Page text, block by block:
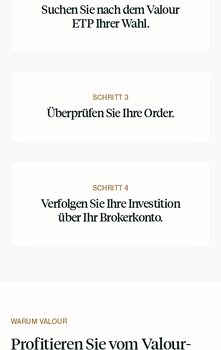
Suchen Sie nach dem Valour
ETP Ihrer Wahl.
SCHRITT 3
Überprüfen Sie Ihre Order.
SCHRITT 4
Verfolgen Sie Ihre Investition
über Ihr Brokerkonto.
WARUM VALOUR
Profitieren Sie vom Valour-